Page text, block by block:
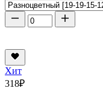
Хит
318₽